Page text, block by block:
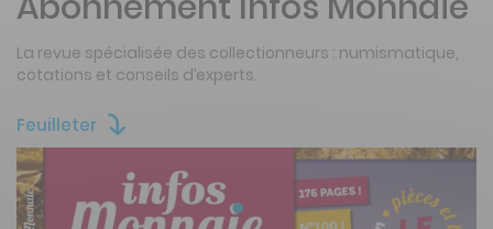
Feuilleter
La revue spécialisée des collectionneurs : numismatique,
cotations et conseils d’experts.